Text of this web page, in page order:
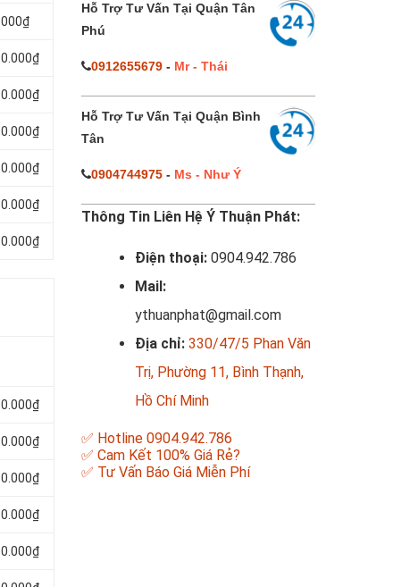
Hỗ Trợ Tư Vấn Tại Quận Tân
Phú
0912655679- Mr - Thái
Hỗ Trợ Tư Vấn Tại Quận Bình
Tân
0904744975- Ms - Như Ý
Thông Tin Liên Hệ Ý Thuận Phát:
Điện thoại: 0904.942.786
Mail:
ythuanphat@gmail.com
Địa chỉ: 330/47/5 Phan Văn
Trị, Phường 11, Bình Thạnh,
Hồ Chí Minh
✅ Hotline 0904.942.786
✅ Cam Kết 100% Giá Rẻ?
✅ Tư Vấn Báo Giá Miễn Phí